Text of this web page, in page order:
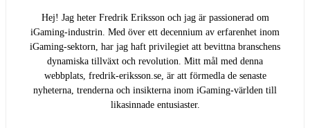
Hej! Jag heter Fredrik Eriksson och jag är passionerad om
iGaming-industrin. Med över ett decennium av erfarenhet inom
iGaming-sektorn, har jag haft privilegiet att bevittna branschens
dynamiska tillväxt och revolution. Mitt mål med denna
webbplats, fredrik-eriksson.se, är att förmedla de senaste
nyheterna, trenderna och insikterna inom iGaming-världen till
likasinnade entusiaster.